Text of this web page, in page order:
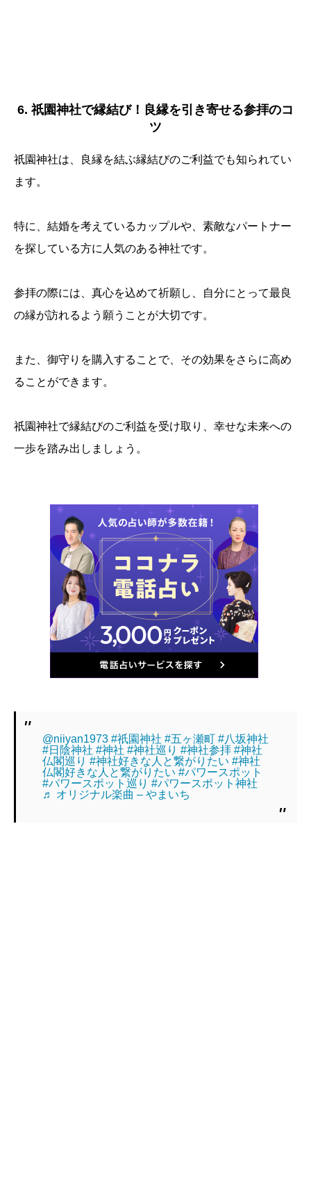
6. 祇園神社で縁結び！良縁を引き寄せる参拝のコ
ツ
祇園神社は、良縁を結ぶ縁結びのご利益でも知られてい
ます。
特に、結婚を考えているカップルや、素敵なパートナー
を探している方に人気のある神社です。
参拝の際には、真心を込めて祈願し、自分にとって最良
の縁が訪れるよう願うことが大切です。
また、御守りを購入することで、その効果をさらに高め
ることができます。
祇園神社で縁結びのご利益を受け取り、幸せな未来への
一歩を踏み出しましょう。
@niiyan1973 #祇園神社 #五ヶ瀬町 #八坂神社
#日陰神社 #神社 #神社巡り #神社参拝 #神社
仏閣巡り #神社好きな人と繋がりたい #神社
仏閣好きな人と繋がりたい #パワースポット
#パワースポット巡り #パワースポット神社
♬ オリジナル楽曲 – やまいち